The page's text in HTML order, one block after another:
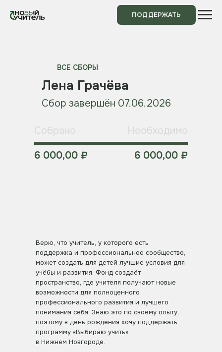
ПОДДЕРЖАТЬ
ВСЕ СБОРЫ
Лена Грачёва
Сбор завершён 07.06.2026
Верю, что учитель, у которого есть
поддержка и профессиональное сообщество,
может создать для детей лучшие условия для
учёбы и развития. Фонд создаёт
пространство, где учителя получают новые
возможности для полноценного
профессионального развития и лучшего
понимания себя. Знаю это по своему опыту,
поэтому в день рождения хочу поддержать
программу «Выбираю учить»
в Нижнем Новгороде.
Собрано
Необходимо
6 000,00 ₽
6 000,00 ₽